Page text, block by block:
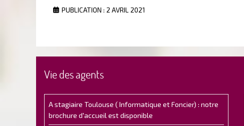
PUBLICATION : 2 AVRIL 2021
Vie des agents
A stagiaire Toulouse ( Informatique et Foncier) : notre
brochure d'accueil est disponible